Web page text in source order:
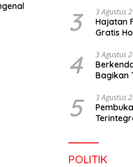
Sultra Terus
Infrastruktur
Perikanan
Tantangan
3 3 Agustus
Hajatan
Gratis
4 3 Agustus
Bagikan
5 3 Agustus
POLITIK